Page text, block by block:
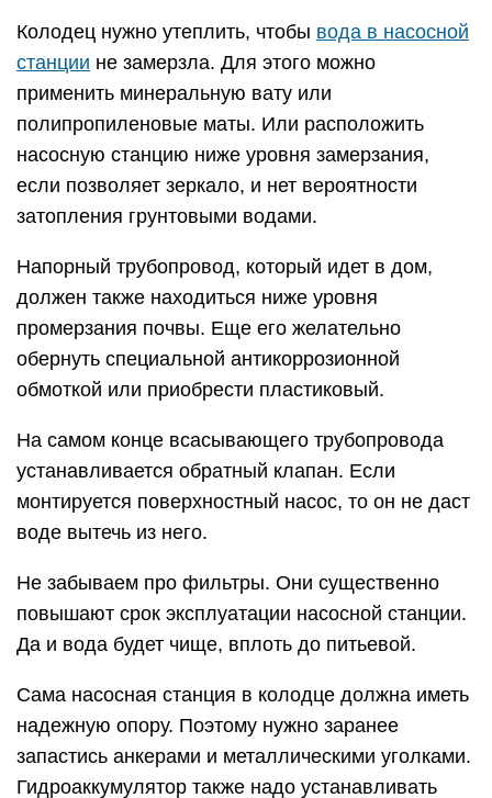
Колодец нужно утеплить, чтобы вода в насосной
станции не замерзла. Для этого можно
применить минеральную вату или
полипропиленовые маты. Или расположить
насосную станцию ниже уровня замерзания,
если позволяет зеркало, и нет вероятности
затопления грунтовыми водами.
Напорный трубопровод, который идет в дом,
должен также находиться ниже уровня
промерзания почвы. Еще его желательно
обернуть специальной антикоррозионной
обмоткой или приобрести пластиковый.
На самом конце всасывающего трубопровода
устанавливается обратный клапан. Если
монтируется поверхностный насос, то он не даст
воде вытечь из него.
Не забываем про фильтры. Они существенно
повышают срок эксплуатации насосной станции.
Да и вода будет чище, вплоть до питьевой.
Сама насосная станция в колодце должна иметь
надежную опору. Поэтому нужно заранее
запастись анкерами и металлическими уголками.
Гидроаккумулятор также надо устанавливать